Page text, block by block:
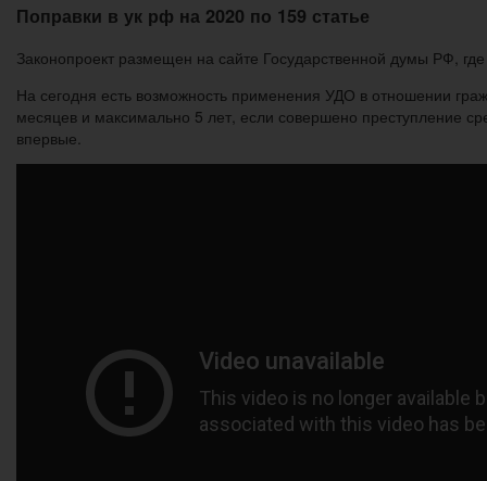
Поправки в ук рф на 2020 по 159 статье
Законопроект размещен на сайте Государственной думы РФ,
На сегодня есть возможность применения УДО в отношении
месяцев и максимально 5 лет, если совершено преступление
впервые.